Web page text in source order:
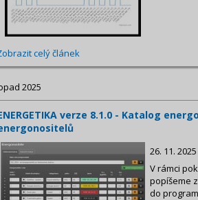
celý článek
2025
verze 8.1.0 - Katalog
26. 11.
V rámci
popíšeme
do